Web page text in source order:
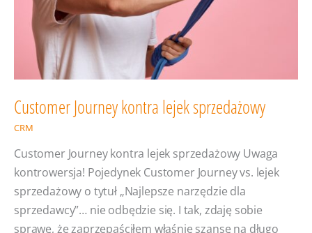
Customer Journey kontra lejek sprzedażowy
CRM
Customer Journey kontra lejek sprzedażowy Uwaga
kontrowersja! Pojedynek Customer Journey vs. lejek
sprzedażowy o tytuł „Najlepsze narzędzie dla
sprzedawcy”… nie odbędzie się. I tak, zdaję sobie
sprawę, że zaprzepaściłem właśnie szansę na długo